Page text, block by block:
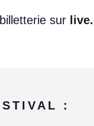
sur
: